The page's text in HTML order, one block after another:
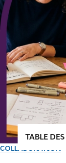
COLLABORATION
TABLE